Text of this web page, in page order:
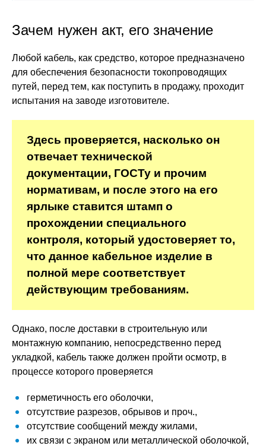
Зачем нужен акт, его значение
Любой кабель, как средство, которое предназначено
для обеспечения безопасности токопроводящих
путей, перед тем, как поступить в продажу, проходит
испытания на заводе изготовителе.
Здесь проверяется, насколько он
отвечает технической
документации, ГОСТу и прочим
нормативам, и после этого на его
ярлыке ставится штамп о
прохождении специального
контроля, который удостоверяет то,
что данное кабельное изделие в
полной мере соответствует
действующим требованиям.
Однако, после доставки в строительную или
монтажную компанию, непосредственно перед
укладкой, кабель также должен пройти осмотр, в
процессе которого проверяется
герметичность его оболочки,
отсутствие разрезов, обрывов и проч.,
отсутствие сообщений между жилами,
их связи с экраном или металлической оболочкой,